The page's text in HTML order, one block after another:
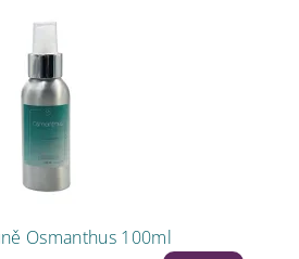
Osmanthus 100ml